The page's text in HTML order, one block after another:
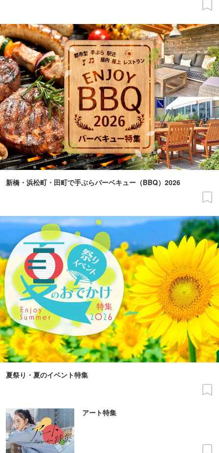
新橋・浜松町・田町で手ぶらバーベキュー（BBQ）2026
夏祭り・夏のイベント特集
アート特集